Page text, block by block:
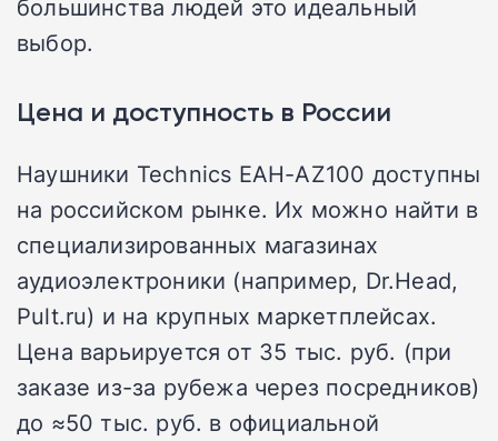
большинства людей это идеальный
выбор.
Цена и доступность в России
Наушники Technics EAH-AZ100 доступны
на российском рынке. Их можно найти в
специализированных магазинах
аудиоэлектроники (например, Dr.Head,
Pult.ru) и на крупных маркетплейсах.
Цена варьируется от 35 тыс. руб. (при
заказе из-за рубежа через посредников)
до ≈50 тыс. руб. в официальной